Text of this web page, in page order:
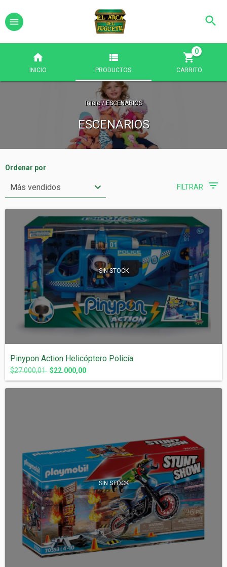
INICIO PRODUCTOS CARRITO
0
Inicio / ESCENARIOS
ESCENARIOS
Ordenar por
FILTRAR
SIN STOCK
Pinypon Action Helicóptero Policía
$27.000,01 $22.000,00
SIN STOCK